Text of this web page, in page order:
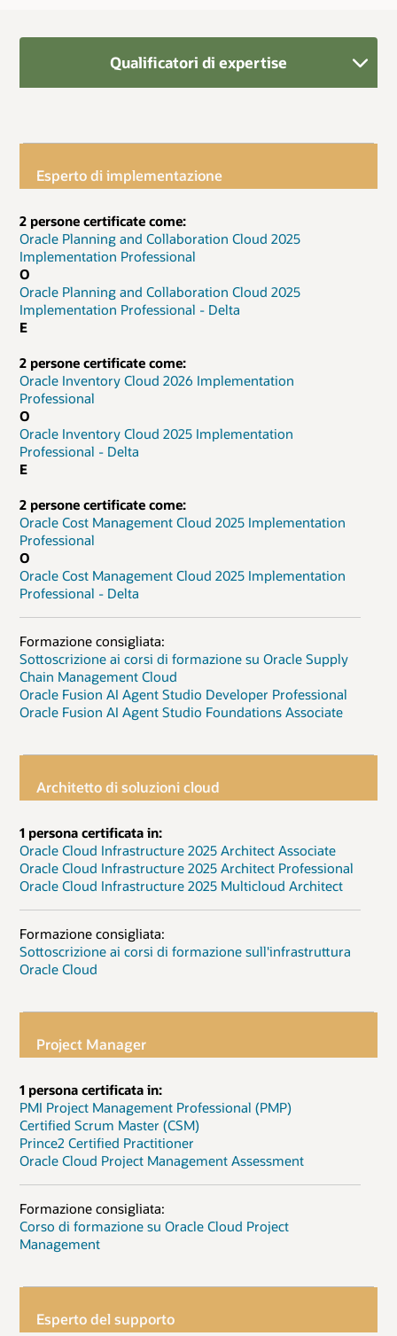
Qualificatori di expertise
Esperto di implementazione
2 persone certificate come:
Oracle Planning and Collaboration Cloud 2025
Implementation Professional
O
Oracle Planning and Collaboration Cloud 2025
Implementation Professional - Delta
E
2 persone certificate come:
Oracle Inventory Cloud 2026 Implementation
Professional
O
Oracle Inventory Cloud 2025 Implementation
Professional - Delta
E
2 persone certificate come:
Oracle Cost Management Cloud 2025 Implementation
Professional
O
Oracle Cost Management Cloud 2025 Implementation
Professional - Delta
Formazione consigliata:
Sottoscrizione ai corsi di formazione su Oracle Supply
Chain Management Cloud
Oracle Fusion AI Agent Studio Developer Professional
Oracle Fusion AI Agent Studio Foundations Associate
Architetto di soluzioni cloud
1 persona certificata in:
Oracle Cloud Infrastructure 2025 Architect Associate
Oracle Cloud Infrastructure 2025 Architect Professional
Oracle Cloud Infrastructure 2025 Multicloud Architect
Formazione consigliata:
Sottoscrizione ai corsi di formazione sull'infrastruttura
Oracle Cloud
Project Manager
1 persona certificata in:
PMI Project Management Professional (PMP)
Certified Scrum Master (CSM)
Prince2 Certified Practitioner
Oracle Cloud Project Management Assessment
Formazione consigliata:
Corso di formazione su Oracle Cloud Project
Management
Esperto del supporto